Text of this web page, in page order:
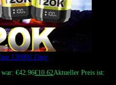
120000 Züge
€42.96€10.62Aktueller Preis ist: